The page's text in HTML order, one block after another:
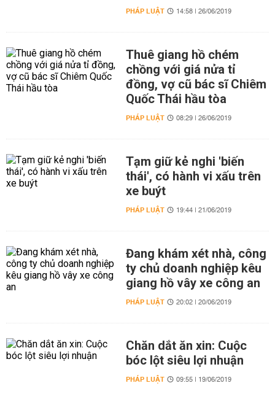
PHÁP LUẬT 14:58 | 26/06/2019
Thuê giang hồ chém
chồng với giá nửa tỉ
đồng, vợ cũ bác sĩ Chiêm
Quốc Thái hầu tòa
PHÁP LUẬT 08:29 | 26/06/2019
Tạm giữ kẻ nghi 'biến
thái', có hành vi xấu trên
xe buýt
PHÁP LUẬT 19:44 | 21/06/2019
Đang khám xét nhà, công
ty chủ doanh nghiệp kêu
giang hồ vây xe công an
PHÁP LUẬT 20:02 | 20/06/2019
Chăn dắt ăn xin: Cuộc
bóc lột siêu lợi nhuận
PHÁP LUẬT 09:55 | 19/06/2019